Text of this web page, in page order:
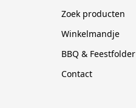
Zoek producten
Winkelmandje
BBQ & Feestfolder
Contact